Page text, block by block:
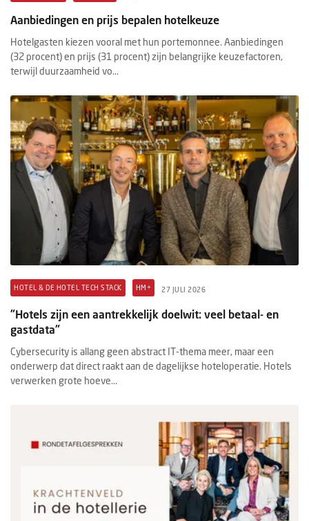
Aanbiedingen en prijs bepalen hotelkeuze
Hotelgasten kiezen vooral met hun portemonnee. Aanbiedingen
(32 procent) en prijs (31 procent) zijn belangrijke keuzefactoren,
terwijl duurzaamheid vo...
HOTEL & DE HOTEL TECH STACK HM+ 27 JULI 2026
"Hotels zijn een aantrekkelijk doelwit: veel betaal- en
gastdata"
Cybersecurity is allang geen abstract IT-thema meer, maar een
onderwerp dat direct raakt aan de dagelijkse hoteloperatie. Hotels
verwerken grote hoeve...